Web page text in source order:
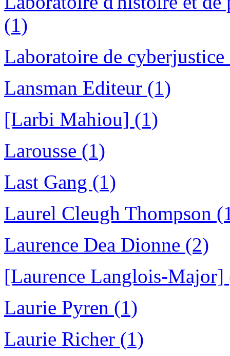
(1)
Laboratoire de
Lansman Editeur (1)
[Larbi Mahiou] (1)
Larousse (1)
Last Gang (1)
Laurel Cleugh Thompson
Laurence Dea Dionne (2)
[Laurence Langlois-Major]
Laurie Pyren (1)
Laurie Richer (1)